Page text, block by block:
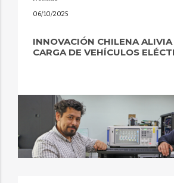
06/10/2025
INNOVACIÓN CHILENA ALIVIA
CARGA DE VEHÍCULOS